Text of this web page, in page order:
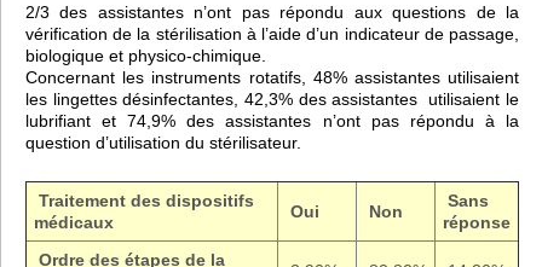
2/3 des assistantes n’ont pas répondu aux questions de la
vérification de la stérilisation à l’aide d’un indicateur de passage,
biologique et physico-chimique.
Concernant les instruments rotatifs, 48% assistantes utilisaient
les lingettes désinfectantes, 42,3% des assistantes utilisaient le
lubrifiant et 74,9% des assistantes n’ont pas répondu à la
question d’utilisation du stérilisateur.
Traitement des dispositifs
médicaux
Oui Non
Sans
réponse
Ordre des étapes de la